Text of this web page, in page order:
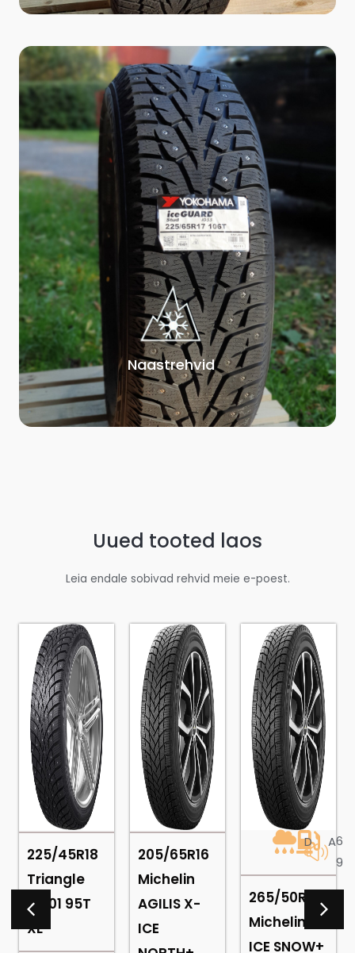
Naastrehvid
Uued tooted laos
Leia endale sobivad rehvid meie e-poest.
225/45R18
Triangle
TI501 95T
XL
205/65R16
Michelin
AGILIS X-
ICE
A
D
6
9
265/50R22
Michelin X-
ICE SNOW+